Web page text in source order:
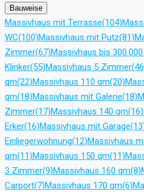
Bauweise
Massivhaus mit Terrasse(104)
WC(100)Massivhaus mit Putz(81)
Zimmer(67)Massivhaus bis 300.000
Klinker(55)Massivhaus 5 Zimmer
qm(22)Massivhaus 110 qm(20)
qm(18)Massivhaus mit Galerie(18)
Zimmer(17)Massivhaus 140 qm(16)
Erker(16)Massivhaus mit Garage
Einliegerwohnung(12)Massivhaus
qm(11)Massivhaus 150 qm(11)
3 Zimmer(9)Massivhaus 160 qm(8)
Carport(7)Massivhaus 170 qm(6)